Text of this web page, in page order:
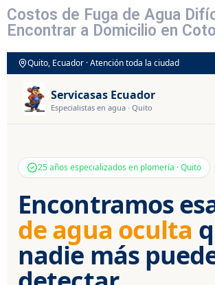
Costos de Fuga de Agua
Encontrar a Domicilio en